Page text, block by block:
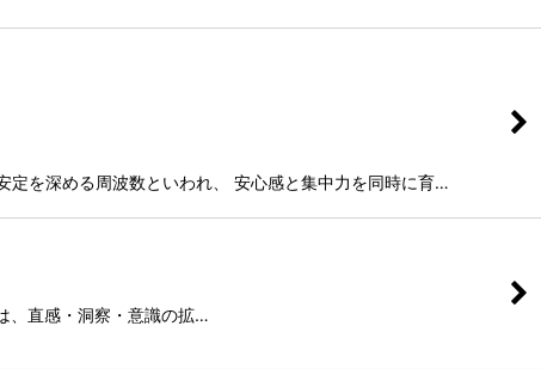
を深める周波数といわれ、 安心感と集中力を同時に育…
、直感・洞察・意識の拡…